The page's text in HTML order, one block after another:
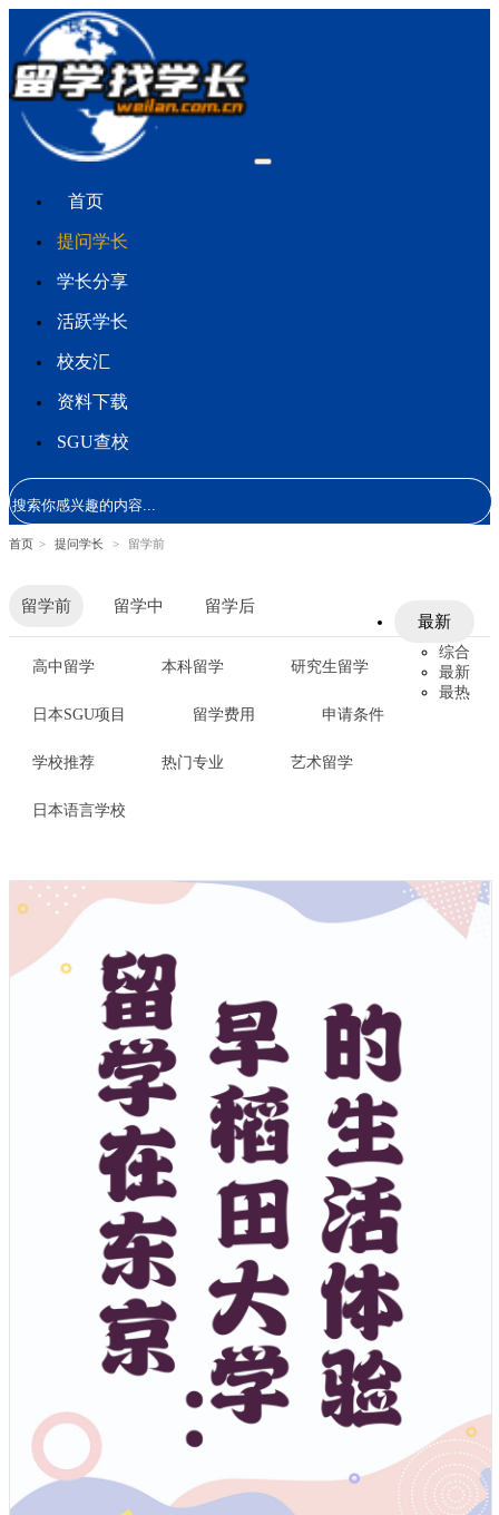
首页
提问学长
学长分享
活跃学长
校友汇
资料下载
SGU查校
首页 > 提问学长 > 留学前
留学前 留学中
留学后
最新
综合
最新
最热
高中留学 本科留学 研究生留学
日本SGU项目 留学费用 申请条件
学校推荐 热门专业 艺术留学
日本语言学校